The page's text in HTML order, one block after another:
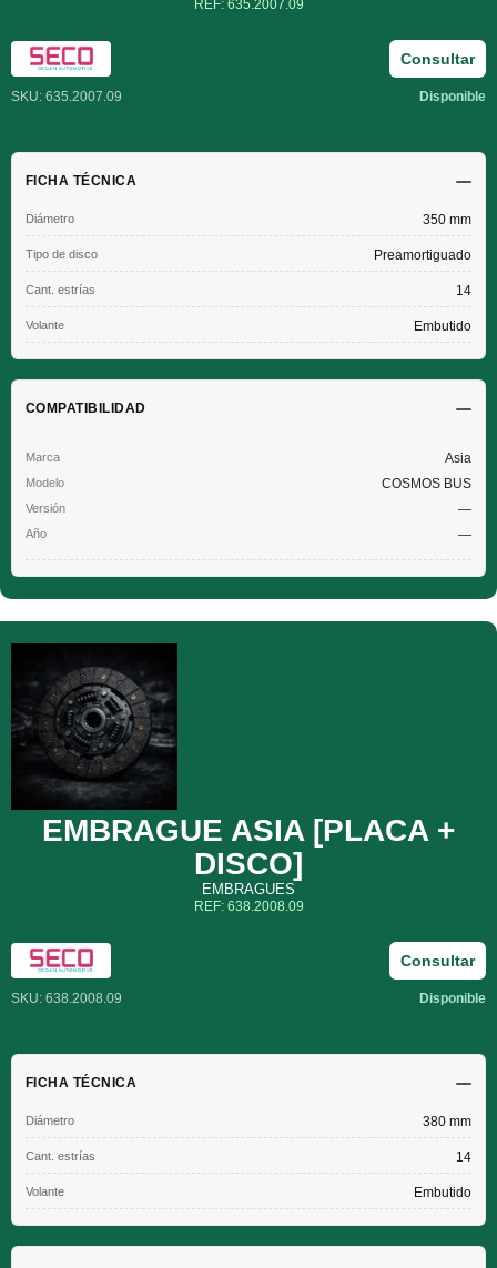
REF: 635.2007.09
SKU: 635.2007.09 Disponible
Consultar
FICHA TÉCNICA
Diámetro 350 mm
Tipo de disco Preamortiguado
Cant. estrías 14
Volante Embutido
COMPATIBILIDAD
Asia
COSMOS BUS
—
—
EMBRAGUE ASIA [PLACA +
DISCO]
EMBRAGUES
REF: 638.2008.09
SKU: 638.2008.09 Disponible
Consultar
FICHA TÉCNICA
Diámetro 380 mm
Cant. estrías 14
Volante Embutido